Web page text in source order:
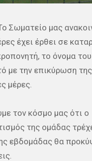
Σωματείο μας
έχει έρθει σε
το όνομα
με την επικύρωση
μέρες.
τον κόσμο μας ότι ο
της ομάδας
εβδομάδας θα